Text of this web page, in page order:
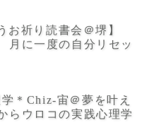
お祈り読書会＠堺】
月に一度の自分リセッ
＊Chiz-宙＠夢を叶え
らウロコの実践心理学